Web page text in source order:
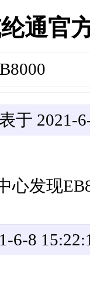
通官
于 2021-
心发现
6-8